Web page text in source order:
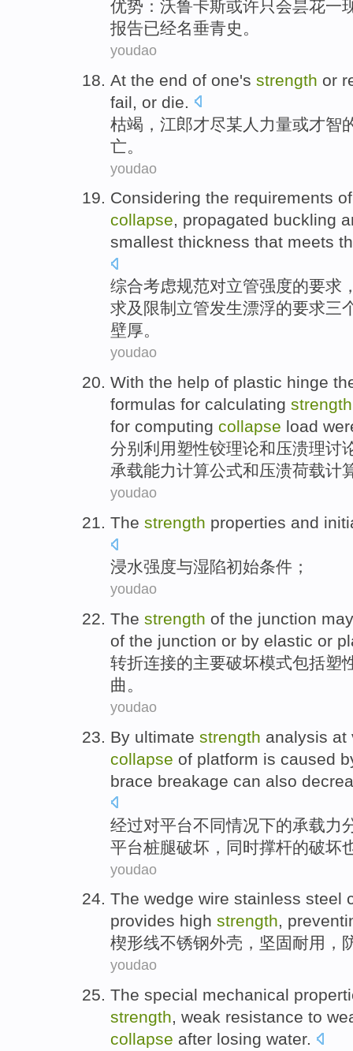
优势 ： 沃鲁卡斯或许只会昙花一
报告已经名垂青史。
youdao
At the end of one's strength or
fail
or die.
枯竭，江郎才尽某人 力量或才智
亡。
youdao
Considering the requirements of
collapse, propagated buckling
smallest thickness that meets
综合考虑规范对立管强度的要求
求及 限制 立管发生漂浮的要求三
壁厚。
youdao
With the help of plastic hinge
formulas for calculating strength
for computing collapse load
分别 利用塑性铰理论和压溃理讨
承载能力计算公式和压溃荷载计
youdao
The strength properties and
浸水强度与湿陷初始条件 ；
youdao
The strength of the junction
of the junction or by elastic or
转折连接的主要破坏模式包括塑
曲 。
youdao
By ultimate strength analysis at
collapse of platform is caused
brace breakage can also
经过对平台不同情况下的承载力
平台桩腿破坏， 同时撑杆的破坏
youdao
The wedge wire stainless steel
provides high strength,
楔形线不锈钢外壳，坚固耐用，
youdao
The special mechanical
strength, weak resistance to
collapse after losing water.